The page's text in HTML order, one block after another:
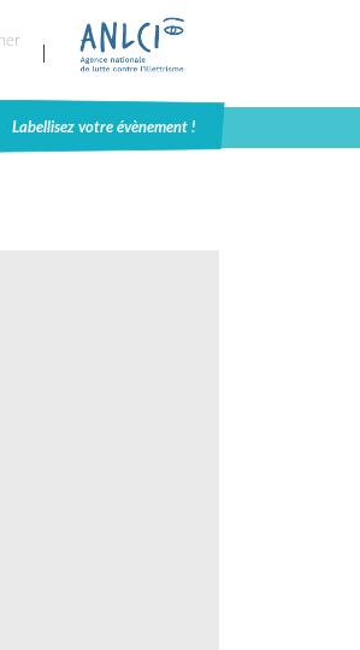
Labellisez votre évènement !